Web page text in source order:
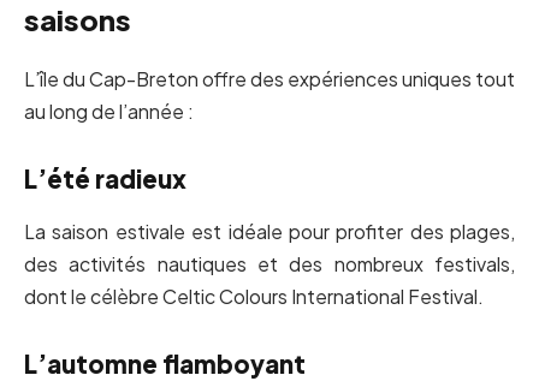
saisons
L’île du Cap-Breton offre des expériences uniques tout
au long de l’année :
L’été radieux
La saison estivale est idéale pour profiter des plages,
des activités nautiques et des nombreux festivals,
dont le célèbre Celtic Colours International Festival.
L’automne flamboyant